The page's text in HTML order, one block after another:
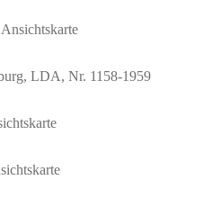
LDA, Nr. 1158-1959